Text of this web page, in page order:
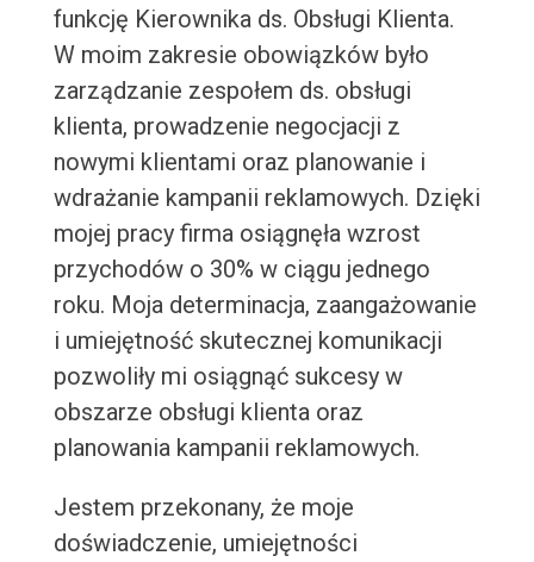
funkcję Kierownika ds. Obsługi Klienta.
W moim zakresie obowiązków było
zarządzanie zespołem ds. obsługi
klienta, prowadzenie negocjacji z
nowymi klientami oraz planowanie i
wdrażanie kampanii reklamowych. Dzięki
mojej pracy firma osiągnęła wzrost
przychodów o 30% w ciągu jednego
roku. Moja determinacja, zaangażowanie
i umiejętność skutecznej komunikacji
pozwoliły mi osiągnąć sukcesy w
obszarze obsługi klienta oraz
planowania kampanii reklamowych.
Jestem przekonany, że moje
doświadczenie, umiejętności